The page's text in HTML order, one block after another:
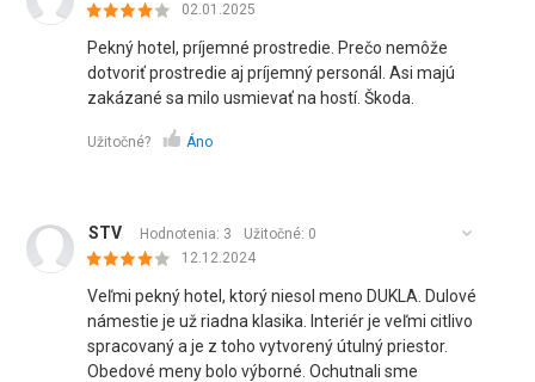
02.01.2025
Pekný hotel, príjemné prostredie. Prečo nemôže
dotvoriť prostredie aj príjemný personál. Asi majú
zakázané sa milo usmievať na hostí. Škoda.
Užitočné? Áno
STV Hodnotenia: 3 Užitočné: 0
12.12.2024
Veľmi pekný hotel, ktorý niesol meno DUKLA. Dulové
námestie je už riadna klasika. Interiér je veľmi citlivo
spracovaný a je z toho vytvorený útulný priestor.
Obedové meny bolo výborné. Ochutnali sme